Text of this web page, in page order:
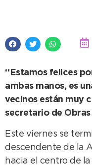
“Estamos felices
ambas manos, es
vecinos están muy
secretario de
Este viernes se
descendente de la
hacia el centro de